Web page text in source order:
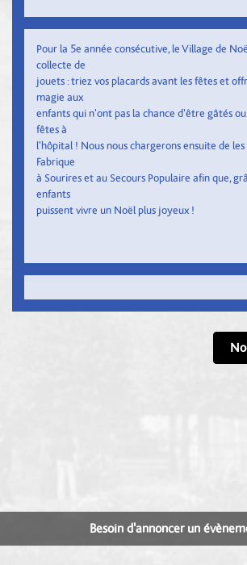
Pour la 5e année consécutive, le Village de
collecte de
jouets : triez vos placards avant les fêtes et
magie aux
enfants qui n'ont pas la chance d'être gâtés
fêtes à
l'hôpital ! Nous nous chargerons ensuite de
Fabrique
à Sourires et au Secours Populaire afin que,
enfants
puissent vivre un Noël plus joyeux !
Besoin d'annoncer un